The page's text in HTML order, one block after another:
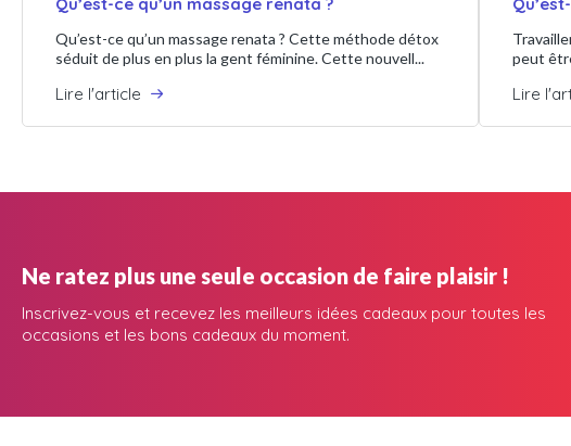
Qu’est-ce qu’un massage renata ? Cette méthode détox
séduit de plus en plus la gent féminine. Cette nouvell...
Lire l'article
peut
Lire
Ne ratez plus une seule occasion de faire plaisir !
Inscrivez-vous et recevez les meilleurs idées cadeaux pour toutes les
occasions et les bons cadeaux du moment.